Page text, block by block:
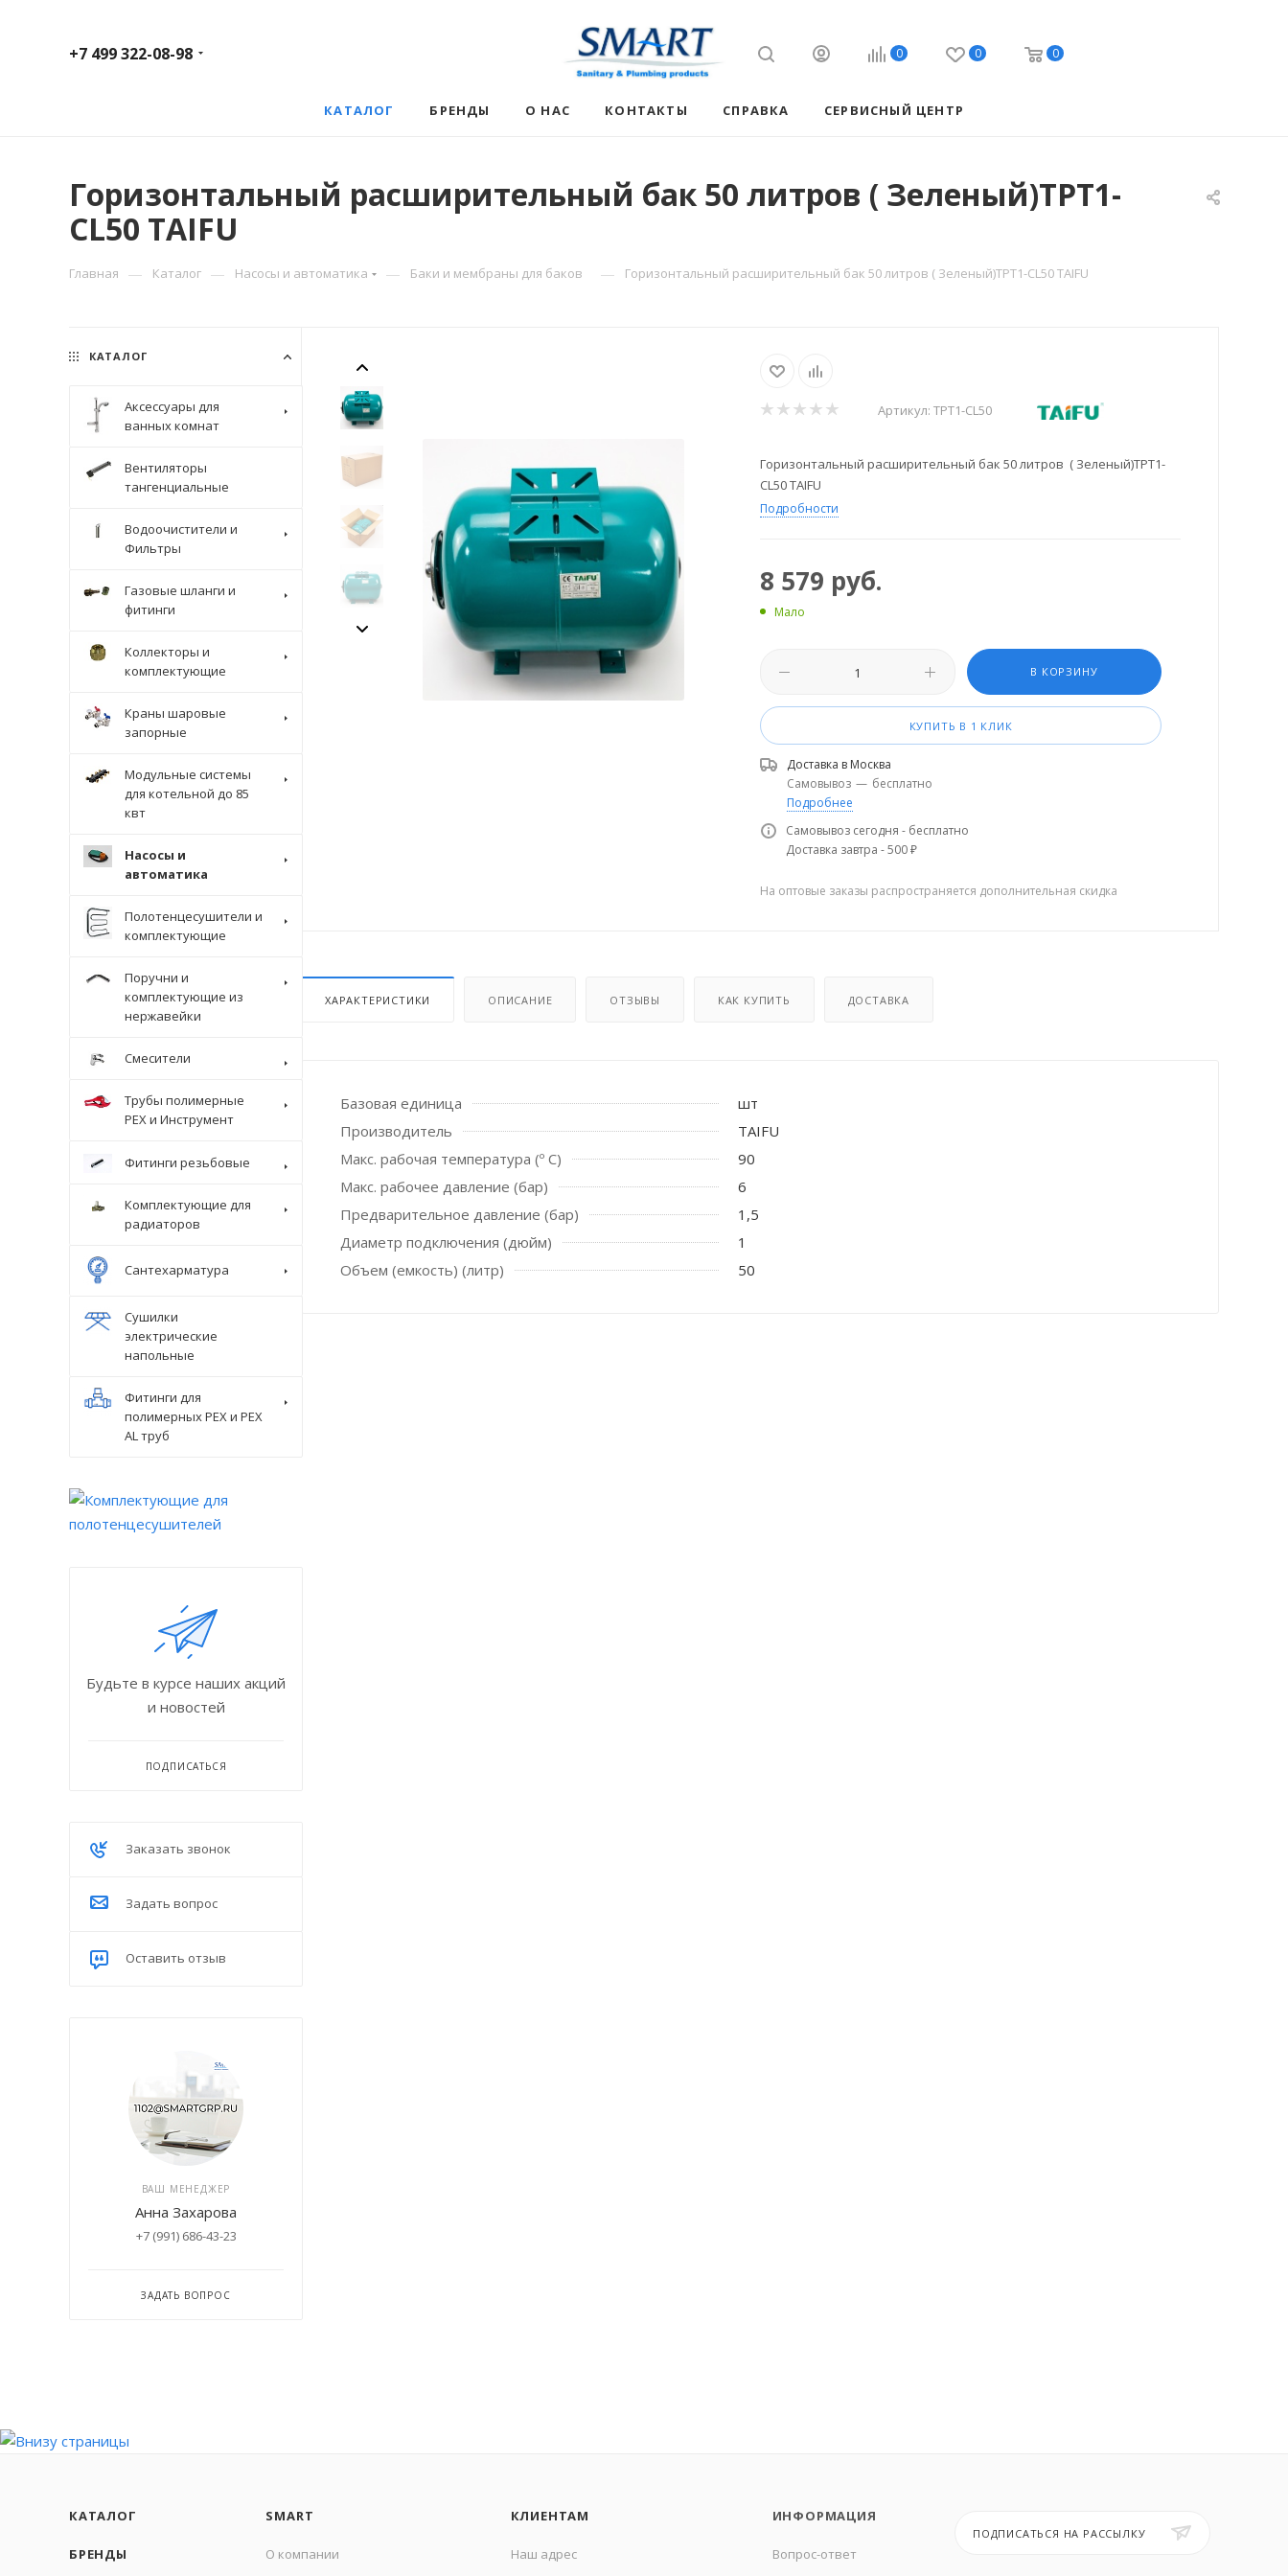
+7 499 322-08-98 0 0 0
КАТАЛОГ БРЕНДЫ О НАС КОНТАКТЫ СПРАВКА СЕРВИСНЫЙ ЦЕНТР
Горизонтальный расширительный бак 50 литров ( Зеленый)TPT1-
CL50 TAIFU
Главная — Каталог — Насосы и автоматика — Баки и мембраны для баков — Горизонтальный расширительный бак 50 литров ( Зеленый)TPT1-CL50 TAIFU
Артикул: TPT1-CL50
Горизонтальный расширительный бак 50 литров ( Зеленый)TPT1-
CL50 TAIFU
Подробности
8 579 руб.
Мало
В КОРЗИНУ
КУПИТЬ В 1 КЛИК
Доставка в Москва
Самовывоз — бесплатно
Подробнее
Самовывоз сегодня - бесплатно
Доставка завтра - 500 ₽
На оптовые заказы распространяется дополнительная скидка
ХАРАКТЕРИСТИКИ ОПИСАНИЕ ОТЗЫВЫ КАК КУПИТЬ ДОСТАВКА
Базовая единица
шт
Производитель
TAIFU
Макс. рабочая температура (º C)
90
Макс. рабочее давление (бар)
6
Предварительное давление (бар)
1,5
Диаметр подключения (дюйм)
1
Объем (емкость) (литр)
50
КАТАЛОГ
Аксессуары для
ванных комнат
Вентиляторы
тангенциальные
Водоочистители и
Фильтры
Газовые шланги и
фитинги
Коллекторы и
комплектующие
Краны шаровые
запорные
Модульные системы
для котельной до 85
квт
Насосы и
автоматика
Полотенцесушители и
комплектующие
Поручни и
комплектующие из
нержавейки
Крепеж стоек для поручня
Смесители
Трубы полимерные
PEX и Инструмент
Фитинги резьбовые
Комплектующие для
радиаторов
Сантехарматура
Сушилки
электрические
напольные
Фитинги для
полимерных PEX и PEX
AL труб
Будьте в курсе наших акций
и новостей
ПОДПИСАТЬСЯ
Заказать звонок
Задать вопрос
Оставить отзыв
ВАШ МЕНЕДЖЕР
Анна Захарова
+7 (991) 686-43-23
ЗАДАТЬ ВОПРОС
КАТАЛОГ
БРЕНДЫ
SMART
О компании
КЛИЕНТАМ
Наш адрес
ИНФОРМАЦИЯ
Вопрос-ответ
ПОДПИСАТЬСЯ НА РАССЫЛКУ